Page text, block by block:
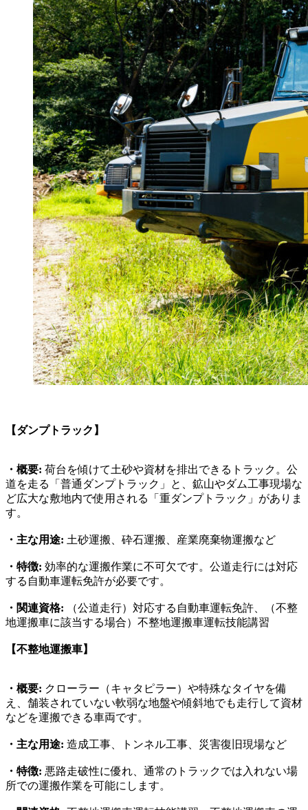
【ダンプトラック】
・概要: 荷台を傾けて土砂や資材を排出できるトラック。公
道を走る「普通ダンプトラック」と、鉱山やダム工事現場な
ど広大な敷地内で使用される「重ダンプトラック」がありま
す。
・主な用途: 土砂運搬、砕石運搬、産業廃棄物運搬など
・特徴: 効率的な運搬作業に不可欠です。公道走行には対応
する自動車運転免許が必要です。
・関連資格: （公道走行）対応する自動車運転免許、（不整
地運搬車に該当する場合）不整地運搬車運転技能講習
【不整地運搬車】
・概要: クローラー（キャタピラー）や特殊なタイヤを備
え、舗装されていない軟弱な地盤や傾斜地でも走行して資材
などを運搬できる車両です。
・主な用途: 造成工事、トンネル工事、災害復旧現場など
・特徴: 悪路走破性に優れ、通常のトラックでは入れない場
所での運搬作業を可能にします。